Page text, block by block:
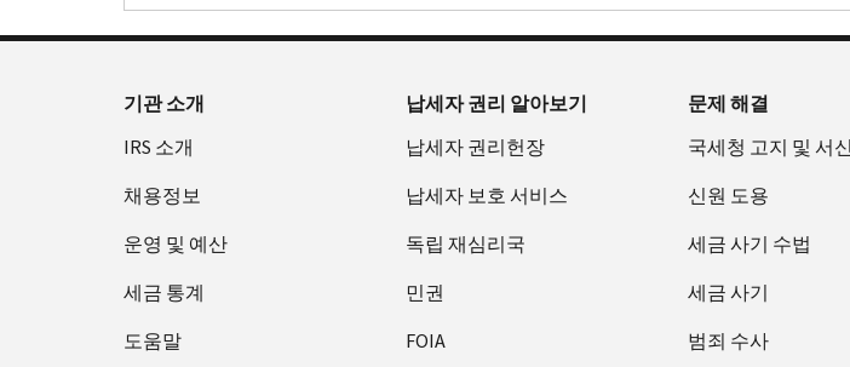
기관 소개
IRS 소개
채용정보
운영 및 예산
세금 통계
도움말
납세자 권리 알아보기
납세자 권리헌장
납세자 보호 서비스
독립 재심리국
민권
FOIA
문제 해결
국세청 고지 및 서신
신원 도용
세금 사기 수법
세금 사기
범죄 수사